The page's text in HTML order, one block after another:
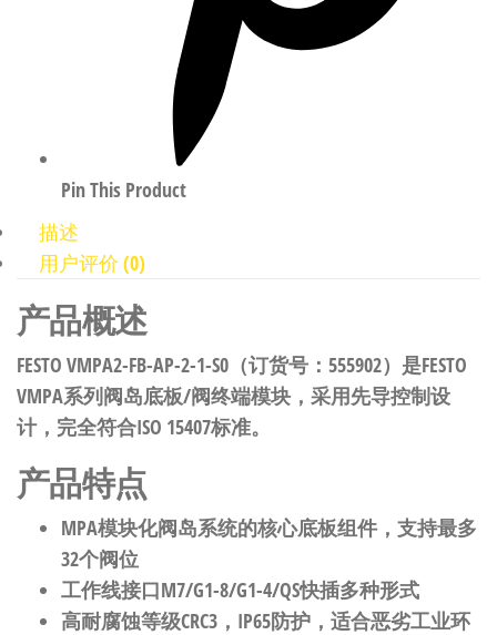
Pin This Product
描述
用户评价 (0)
产品概述
FESTO VMPA2-FB-AP-2-1-S0（订货号：555902）是FESTO
VMPA系列阀岛底板/阀终端模块，采用先导控制设
计，完全符合ISO 15407标准。
产品特点
MPA模块化阀岛系统的核心底板组件，支持最多
32个阀位
工作线接口M7/G1-8/G1-4/QS快插多种形式
高耐腐蚀等级CRC3，IP65防护，适合恶劣工业环